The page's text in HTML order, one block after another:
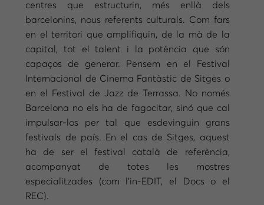
centres que estructurin, més enllà dels
barcelonins, nous referents culturals. Com fars
en el territori que amplifiquin, de la mà de la
capital, tot el talent i la potència que són
capaços de generar. Pensem en el Festival
Internacional de Cinema Fantàstic de Sitges o
en el Festival de Jazz de Terrassa. No només
Barcelona no els ha de fagocitar, sinó que cal
impulsar-los per tal que esdevinguin grans
festivals de país. En el cas de Sitges, aquest
ha de ser el festival català de referència,
acompanyat de totes les mostres
especialitzades (com l’in-EDIT, el Docs o el
REC).